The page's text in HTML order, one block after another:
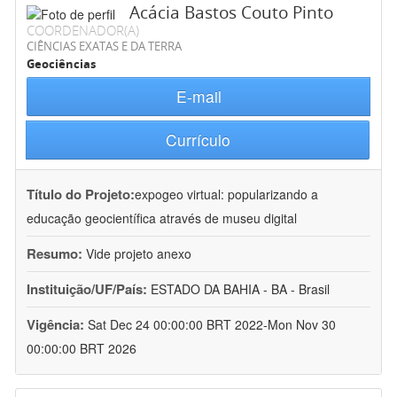
Acácia Bastos Couto Pinto
COORDENADOR(A)
CIÊNCIAS EXATAS E DA TERRA
Geociências
E-mail
Currículo
Título do Projeto:expogeo virtual: popularizando a
educação geocientífica através de museu digital
Resumo: Vide projeto anexo
Instituição/UF/País: ESTADO DA BAHIA - BA - Brasil
Vigência: Sat Dec 24 00:00:00 BRT 2022-Mon Nov 30
00:00:00 BRT 2026